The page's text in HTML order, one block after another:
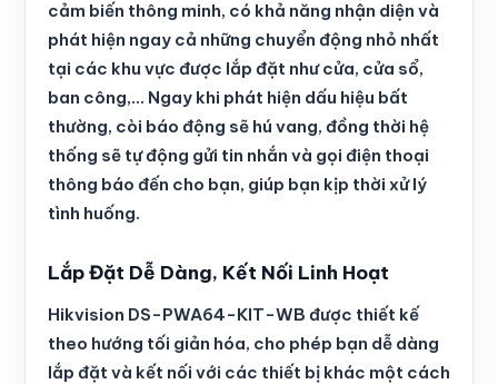
cảm biến thông minh, có khả năng nhận diện và
phát hiện ngay cả những chuyển động nhỏ nhất
tại các khu vực được lắp đặt như cửa, cửa sổ,
ban công,… Ngay khi phát hiện dấu hiệu bất
thường, còi báo động sẽ hú vang, đồng thời hệ
thống sẽ tự động gửi tin nhắn và gọi điện thoại
thông báo đến cho bạn, giúp bạn kịp thời xử lý
tình huống.
Lắp Đặt Dễ Dàng, Kết Nối Linh Hoạt
Hikvision DS-PWA64-KIT-WB được thiết kế
theo hướng tối giản hóa, cho phép bạn dễ dàng
lắp đặt và kết nối với các thiết bị khác một cách